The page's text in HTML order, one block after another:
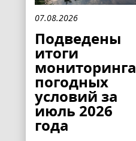
07.08.2026
Подведены
итоги
мониторинга
погодных
условий за
июль 2026
года